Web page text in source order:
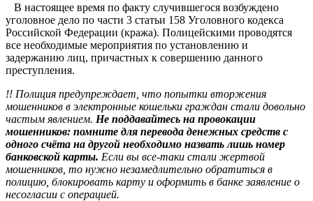
В настоящее время по факту случившегося возбуждено
уголовное дело по части 3 статьи 158 Уголовного кодекса
Российской Федерации (кража). Полицейскими проводятся
все необходимые мероприятия по установлению и
задержанию лиц, причастных к совершению данного
преступления.
!! Полиция предупреждает, что попытки вторжения
мошенников в электронные кошельки граждан стали довольно
частым явлением. Не поддавайтесь на провокации
мошенников: помните для перевода денежных средств с
одного счёта на другой необходимо назвать лишь номер
банковской карты. Если вы все-таки стали жертвой
мошенников, то нужно незамедлительно обратиться в
полицию, блокировать карту и оформить в банке заявление о
несогласии с операцией.